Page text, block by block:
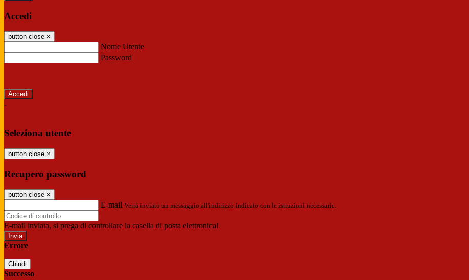
Accedi
button close ×
Nome Utente
Password
-
Seleziona utente
button close ×
Recupero password
button close ×
E-mail Verrà inviato un messaggio all'indirizzo indicato con le istruzioni necessarie.
E-mail inviata, si prega di controllare la casella di posta elettronica!
Errore
Chiudi
Successo